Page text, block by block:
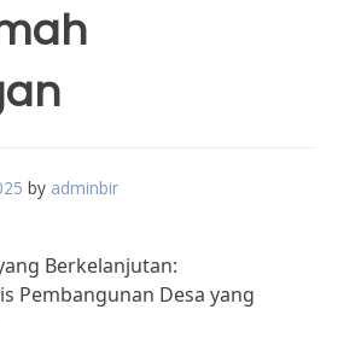
by adminbir
Berkelanjutan:
Pembangunan Desa yang